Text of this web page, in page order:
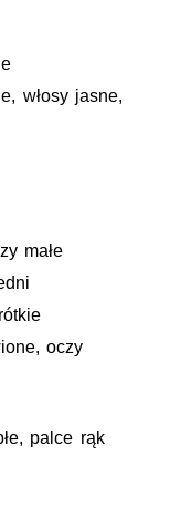
włosy jasne,
małe
oczy
palce rąk